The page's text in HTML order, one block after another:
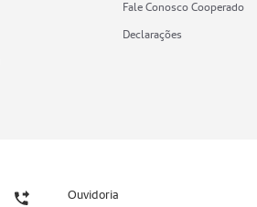
Fale Conosco Cooperado
Declarações
Ouvidoria